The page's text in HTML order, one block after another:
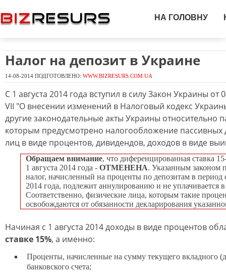
НА ГОЛОВНУ
Налог на депозит в Украине
14-08-2014 ПОДГОТОВЛЕНО: WWW.BIZRESURS.COM.UA
С 1 августа 2014 года вступил в силу Закон Украины от
VII "О внесении изменений в Налоговый кодекс
другие законодательные акты Украины относительно
которым предусмотрено налогообложение пассивных
лиц в виде процентов, дивидендов, доходов в виде
Обращаем внимание, что диференцированная ставка
1 августа 2014 года - ОТМЕНЕНА. Указанным законом
налог, начисленный на проценты по депозитам в период
2014 года, подлежит аннулированию и не уплачивается
Соответственно, физические лица, которым такие
освобождаются от обязанности декларирования
Начиная с 1 августа 2014 доходы в виде процентов
ставке 15%, а именно:
Проценты, начисленные на сумму текущего вкладного
банковского счета;